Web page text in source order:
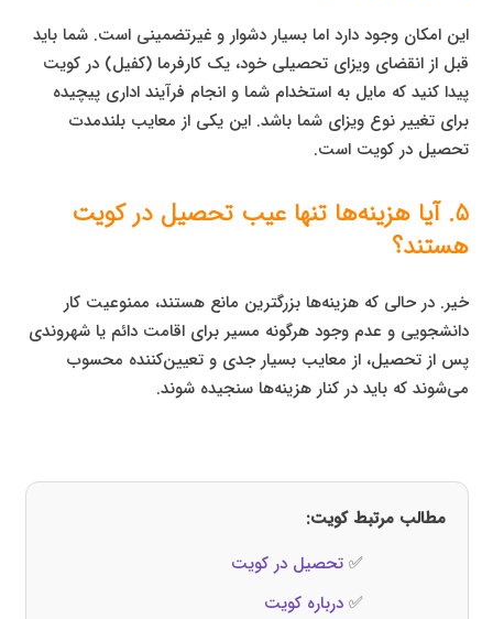
این امکان وجود دارد اما بسیار دشوار و غیرتضمینی است. شما باید
قبل از انقضای ویزای تحصیلی خود، یک کارفرما (کفیل) در کویت
پیدا کنید که مایل به استخدام شما و انجام فرآیند اداری پیچیده
برای تغییر نوع ویزای شما باشد. این یکی از معایب بلندمدت
تحصیل در کویت است.
5. آیا هزینه‌ها تنها عیب تحصیل در کویت
هستند؟
خیر. در حالی که هزینه‌ها بزرگترین مانع هستند، ممنوعیت کار
دانشجویی و عدم وجود هرگونه مسیر برای اقامت دائم یا شهروندی
پس از تحصیل، از معایب بسیار جدی و تعیین‌کننده محسوب
می‌شوند که باید در کنار هزینه‌ها سنجیده شوند.
مطالب مرتبط کویت:
✅تحصیل در کویت
✅درباره کویت